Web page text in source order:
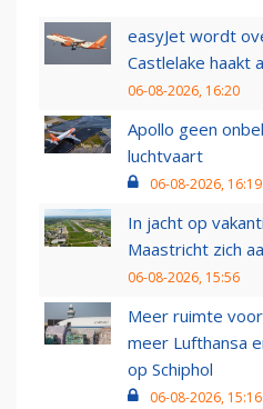
easyJet wordt
Castlelake haakt
06-08-2026, 16:20
Apollo geen
luchtvaart
06-08-2026, 16:19
In jacht op
Maastricht zich
06-08-2026, 15:56
Meer ruimte
meer Lufthansa
op Schiphol
06-08-2026, 15:16